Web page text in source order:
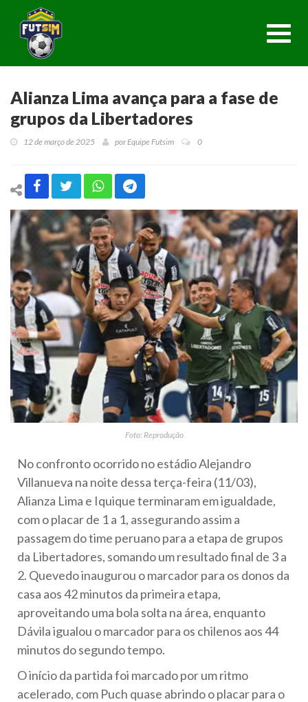
Alianza Lima avança para a fase de
grupos da Libertadores
12 de março de 2025 por Equipe Futsim 0
Foto: Reprodução
No confronto ocorrido no estádio Alejandro
Villanueva na noite dessa terça-feira (11/03),
Alianza Lima e Iquique terminaram em igualdade,
com o placar de 1 a 1, assegurando assim a
passagem do time peruano para a etapa de grupos
da Libertadores, somando um resultado final de 3 a
2. Quevedo inaugurou o marcador para os donos da
casa aos 42 minutos da primeira etapa,
aproveitando uma bola solta na área, enquanto
Dávila igualou o marcador para os chilenos aos 44
minutos do segundo tempo.
O início da partida foi marcado por um ritmo
acelerado, com Puch quase abrindo o placar para o